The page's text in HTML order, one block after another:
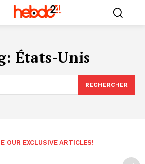
États-Unis
RECHERCHER
OUR EXCLUSIVE ARTICLES!